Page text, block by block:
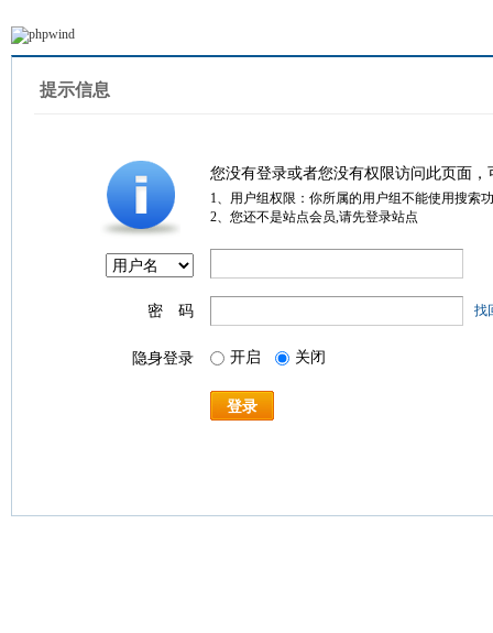
提示信息
您没有登录或者您没有权限访问此页面
1、用户组权限：你所属的用户组不能使用搜索
2、您还不是站点会员,请先登录站点
密 码 找
隐身登录 开启 关闭
登录